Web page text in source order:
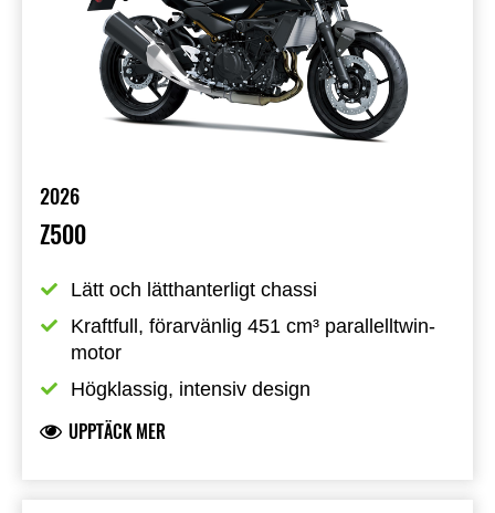
2026
Z500
Lätt och lätthanterligt chassi
Kraftfull, förarvänlig 451 cm³ parallelltwin-
motor
Högklassig, intensiv design
UPPTÄCK MER